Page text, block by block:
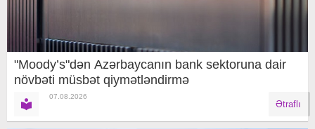
"Moody’s"dən Azərbaycanın bank sektoruna dair
növbəti müsbət qiymətləndirmə
07.08.2026
Ətraflı